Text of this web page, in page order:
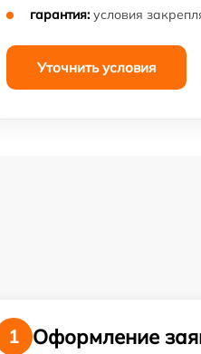
гарантия: условия
Уточнить условия
1 Оформление